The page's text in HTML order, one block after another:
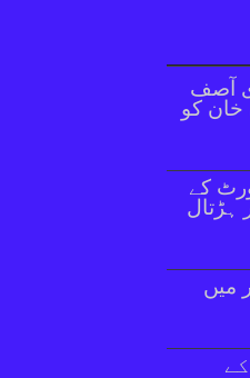
آصف
خان کو
کے
ہڑتال
میں